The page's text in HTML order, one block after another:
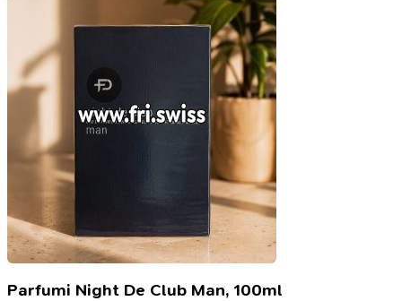
Parfumi Night De Club Man, 100ml